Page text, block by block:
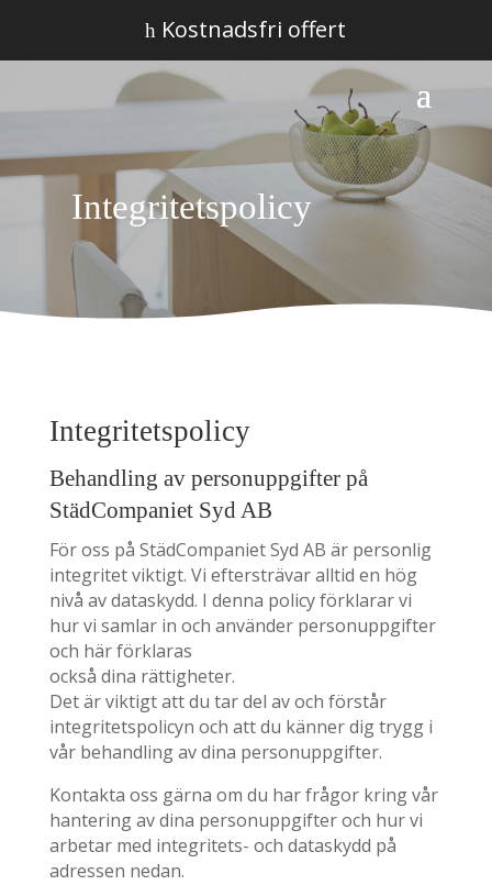
h Kostnadsfri offert
Integritetspolicy
Integritetspolicy
Behandling av personuppgifter på
StädCompaniet Syd AB
För oss på StädCompaniet Syd AB är personlig
integritet viktigt. Vi eftersträvar alltid en hög
nivå av dataskydd. I denna policy förklarar vi
hur vi samlar in och använder personuppgifter
och här förklaras
också dina rättigheter.
Det är viktigt att du tar del av och förstår
integritetspolicyn och att du känner dig trygg i
vår behandling av dina personuppgifter.
Kontakta oss gärna om du har frågor kring vår
hantering av dina personuppgifter och hur vi
arbetar med integritets- och dataskydd på
adressen nedan.